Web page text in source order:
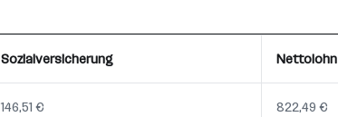
Sozialversicherung Nettolohn
146,51 € 822,49 €